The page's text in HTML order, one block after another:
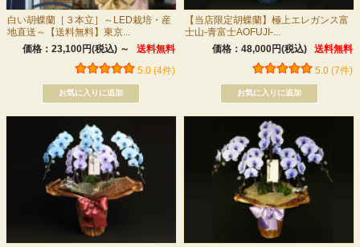
白い胡蝶蘭［３本立］～LED栽培・産
地直送～【送料無料】東京...
価格：23,100円(税込) ～
送料無料
5.0 (4件)
【当店限定胡蝶蘭】極上エレガンス富
士山-青富士AOFUJI-...
価格：48,000円(税込)
送料無料
5.0 (7件)